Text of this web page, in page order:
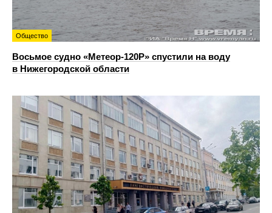
Общество
Восьмое судно «Метеор-120Р» спустили на воду
в Нижегородской области